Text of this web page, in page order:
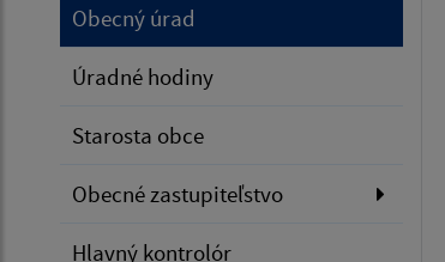
Obecný úrad
Úradné hodiny
Starosta obce
Obecné zastupiteľstvo
Hlavný kontrolór